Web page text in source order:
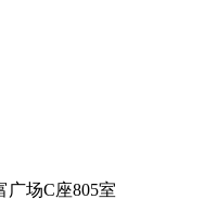
广场C座805室